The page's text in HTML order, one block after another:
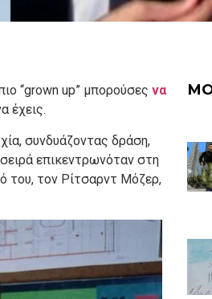
“grown up” μπορούσες να
έχεις.
συνδυάζοντας δράση,
επικεντρωνόταν στη
του, τον Ρίτσαρντ Μόζερ,